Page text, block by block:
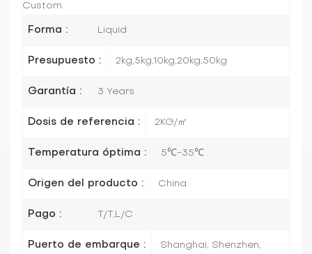
Custom
Forma : Liquid
Presupuesto : 2kg,5kg,10kg,20kg,50kg
Garantía : 3 Years
Dosis de referencia : 2KG/㎡
Temperatura óptima : 5℃-35℃
Origen del producto : China
Pago : T/T,L/C
Puerto de embarque : Shanghai, Shenzhen,